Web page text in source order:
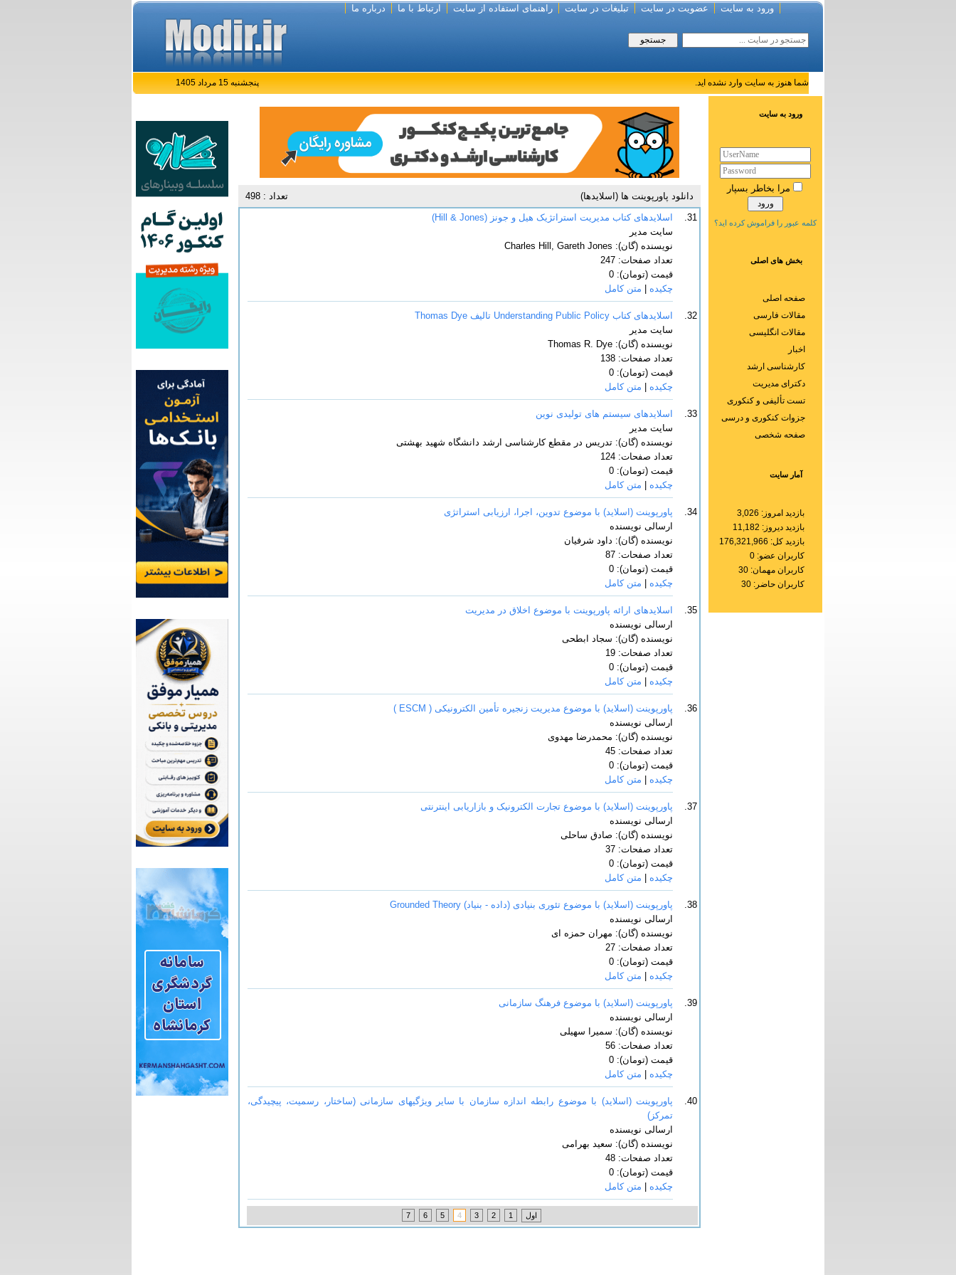
ورود به سایت عضویت در سایت تبلیغات در سایت راهنمای استفاده از سایت ارتباط با ما درباره ما
شما هنوز به سایت وارد نشده اید. پنجشنبه 15 مرداد 1405
ورود به سایت
مرا بخاطر بسپار
کلمه عبور را فراموش کرده اید؟
بخش های اصلی
صفحه اصلی
مقالات فارسی
مقالات انگلیسی
اخبار
کارشناسی ارشد
دکترای مدیریت
تست تألیفی و کنکوری
جزوات کنکوری و درسی
صفحه شخصی
آمار سایت
بازدید امروز: 3,026
بازدید دیروز: 11,182
بازدید کل: 176,321,966
کاربران عضو: 0
کاربران مهمان: 30
کاربران حاضر: 30
دانلود پاورپوینت ها (اسلایدها)
تعداد : 498
31.
اسلایدهای کتاب مدیریت استراتژیک هیل و جونز (Hill & Jones)
سایت مدیر
نویسنده (گان): Charles Hill, Gareth Jones
تعداد صفحات: 247
قیمت (تومان): 0
چکیده
متن کامل
32.
اسلایدهای کتاب Understanding Public Policy تالیف Thomas Dye
سایت مدیر
نویسنده (گان): Thomas R. Dye
تعداد صفحات: 138
قیمت (تومان): 0
چکیده
متن کامل
33.
اسلایدهای سیستم های تولیدی نوین
سایت مدیر
نویسنده (گان): تدریس در مقطع کارشناسی ارشد دانشگاه شهید بهشتی
تعداد صفحات: 124
قیمت (تومان): 0
چکیده
متن کامل
34.
پاورپوینت (اسلاید) با موضوع تدوین، اجرا، ارزیابی استراتژی
ارسالی نویسنده
نویسنده (گان): داود شرفیان
تعداد صفحات: 87
قیمت (تومان): 0
چکیده
متن کامل
35.
اسلایدهای ارائه پاورپوینت با موضوع اخلاق در مدیریت
ارسالی نویسنده
نویسنده (گان): سجاد ابطحی
تعداد صفحات: 19
قیمت (تومان): 0
چکیده
متن کامل
36.
پاورپوینت (اسلاید) با موضوع مدیریت زنجیره تأمین الکترونیکی ( ESCM )
ارسالی نویسنده
نویسنده (گان): محمدرضا مهدوی
تعداد صفحات: 45
قیمت (تومان): 0
چکیده
متن کامل
37.
پاورپوینت (اسلاید) با موضوع تجارت الکترونیک و بازاریابی اینترنتی
ارسالی نویسنده
نویسنده (گان): صادق ساحلی
تعداد صفحات: 37
قیمت (تومان): 0
چکیده
متن کامل
38.
پاورپوینت (اسلاید) با موضوع تئوری بنیادی (داده - بنیاد) Grounded Theory
ارسالی نویسنده
نویسنده (گان): مهران حمزه ای
تعداد صفحات: 27
قیمت (تومان): 0
چکیده
متن کامل
39.
پاورپوینت (اسلاید) با موضوع فرهنگ سازمانی
ارسالی نویسنده
نویسنده (گان): سمیرا سهیلی
تعداد صفحات: 56
قیمت (تومان): 0
چکیده
متن کامل
40.
پاورپوینت (اسلاید) با موضوع رابطه اندازه سازمان با سایر ویژگیهای سازمانی (ساختار، رسمیت، پیچیدگی،
تمرکز)
ارسالی نویسنده
نویسنده (گان): سعید بهرامی
تعداد صفحات: 48
قیمت (تومان): 0
چکیده
متن کامل
اول 1
2
3
4
5
6
7